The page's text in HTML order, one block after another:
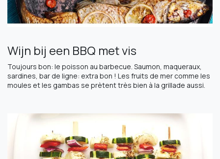
Wijn bij een BBQ met vis
Toujours bon: le poisson au barbecue. Saumon, maqueraux,
sardines, bar de ligne: extra bon ! Les fruits de mer comme les
moules et les gambas se prètent très bien à la grillade aussi.